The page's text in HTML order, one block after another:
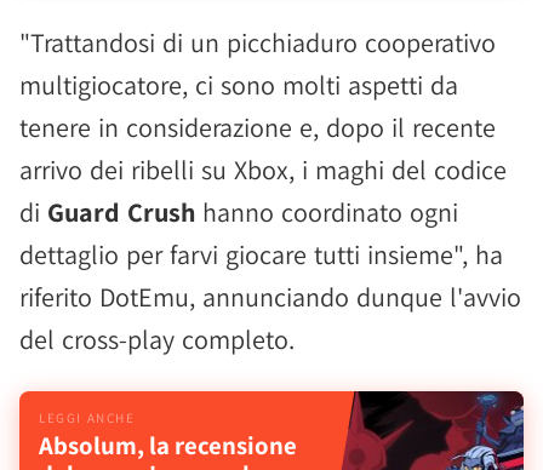
"Trattandosi di un picchiaduro cooperativo
multigiocatore, ci sono molti aspetti da
tenere in considerazione e, dopo il recente
arrivo dei ribelli su Xbox, i maghi del codice
di Guard Crush hanno coordinato ogni
dettaglio per farvi giocare tutti insieme", ha
riferito DotEmu, annunciando dunque l'avvio
del cross-play completo.
Absolum, la recensione